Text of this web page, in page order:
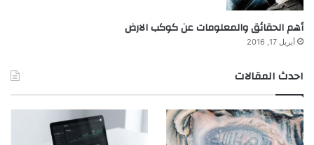
أهم الحقائق والمعلومات عن كوكب الارض
أبريل 17, 2016
احدث المقالات